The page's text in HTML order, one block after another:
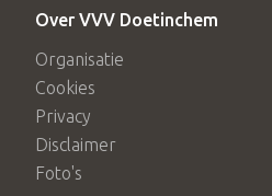
Over VVV Doetinchem
Organisatie
Cookies
Privacy
Disclaimer
Foto's